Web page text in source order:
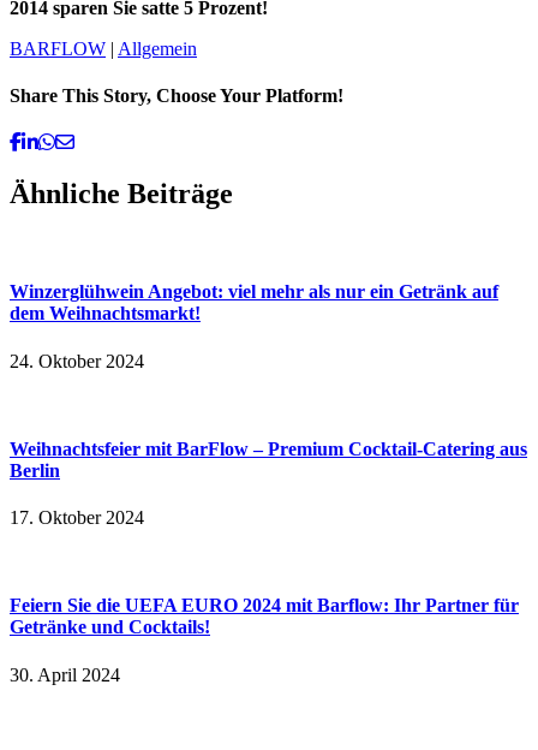
2014 sparen Sie satte 5 Prozent!
BARFLOW | Allgemein
Share This Story, Choose Your Platform!
Facebook
Linkedin
Whatsapp
Email
Ähnliche Beiträge
Winzerglühwein Angebot: viel mehr als nur ein Getränk auf
dem Weihnachtsmarkt!
24. Oktober 2024
Weihnachtsfeier mit BarFlow – Premium Cocktail-Catering aus
Berlin
17. Oktober 2024
Feiern Sie die UEFA EURO 2024 mit Barflow: Ihr Partner für
Getränke und Cocktails!
30. April 2024